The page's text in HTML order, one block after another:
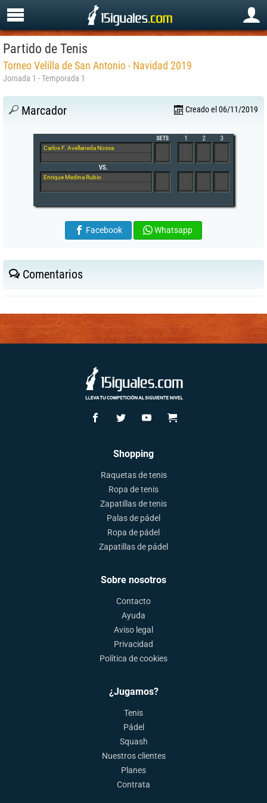
Partido de Tenis
Torneo Velilla de San Antonio - Navidad 2019
Jornada 1 - Temporada 1
Marcador Creado el 06/11/2019
Carlos F. Avellaneda Nossa
Enrique Medina Rubio
Facebook Whatsapp
Comentarios
Shopping
Raquetas de tenis
Ropa de tenis
Zapatillas de tenis
Palas de pádel
Ropa de pádel
Zapatillas de pádel
Sobre nosotros
Contacto
Ayuda
Aviso legal
Privacidad
Política de cookies
¿Jugamos?
Tenis
Pádel
Squash
Nuestros clientes
Planes
Contrata